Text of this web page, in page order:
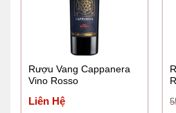
Rượu Vang Cappanera
Vino Rosso
Liên Hệ